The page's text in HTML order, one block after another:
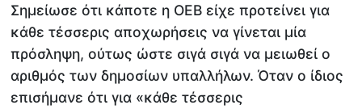
Σημείωσε ότι κάποτε η ΟΕΒ είχε προτείνει για
κάθε τέσσερις αποχωρήσεις να γίνεται μία
πρόσληψη, ούτως ώστε σιγά σιγά να μειωθεί ο
αριθμός των δημοσίων υπαλλήλων. Όταν ο ίδιος
επισήμανε ότι για «κάθε τέσσερις